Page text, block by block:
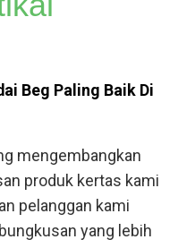
Beg Paling Baik Di
mengembangkan
produk kertas kami
pelanggan kami
yang lebih